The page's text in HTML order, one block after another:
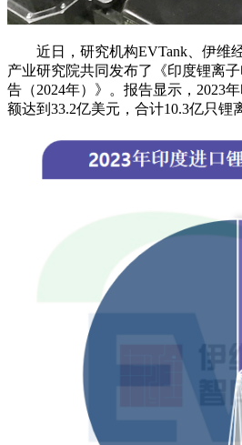
近日，研究机构EVTank、伊维
产业研究院共同发布了《印度锂离
告（2024年）》。报告显示，2023
额达到33.2亿美元，合计10.3亿只锂